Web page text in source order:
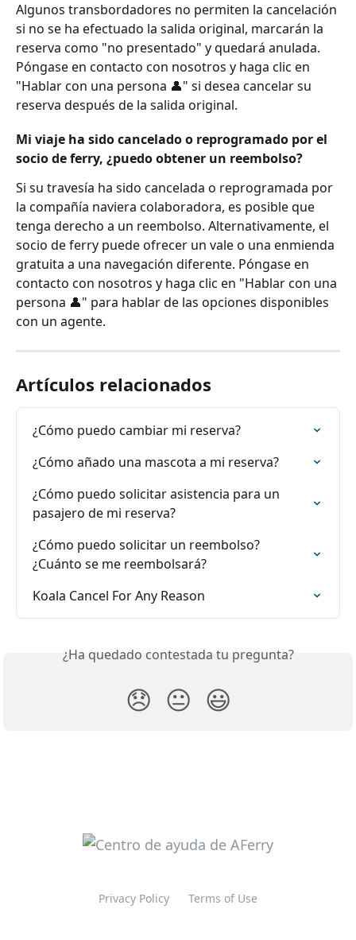
Algunos transbordadores no permiten la cancelación
si no se ha efectuado la salida original, marcarán la
reserva como "no presentado" y quedará anulada.
Póngase en contacto con nosotros y haga clic en
"Hablar con una persona 👤" si desea cancelar su
reserva después de la salida original.
Mi viaje ha sido cancelado o reprogramado por el
socio de ferry, ¿puedo obtener un reembolso?
Si su travesía ha sido cancelada o reprogramada por
la compañía naviera colaboradora, es posible que
tenga derecho a un reembolso. Alternativamente, el
socio de ferry puede ofrecer un vale o una enmienda
gratuita a una navegación diferente. Póngase en
contacto con nosotros y haga clic en "Hablar con una
persona 👤" para hablar de las opciones disponibles
con un agente.
Artículos relacionados
¿Cómo puedo cambiar mi reserva?
¿Cómo añado una mascota a mi reserva?
¿Cómo puedo solicitar asistencia para un
pasajero de mi reserva?
¿Cómo puedo solicitar un reembolso?
¿Cuánto se me reembolsará?
Koala Cancel For Any Reason
¿Ha quedado contestada tu pregunta?
😞 😐 😃
Privacy Policy Terms of Use